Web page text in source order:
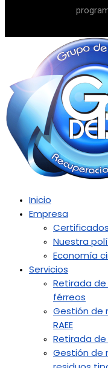
Inicio
Empresa
Certificados
Nuestra
Economía
Servicios
Retirada
férreos
Gestión de
RAEE
Retirada
Gestión de